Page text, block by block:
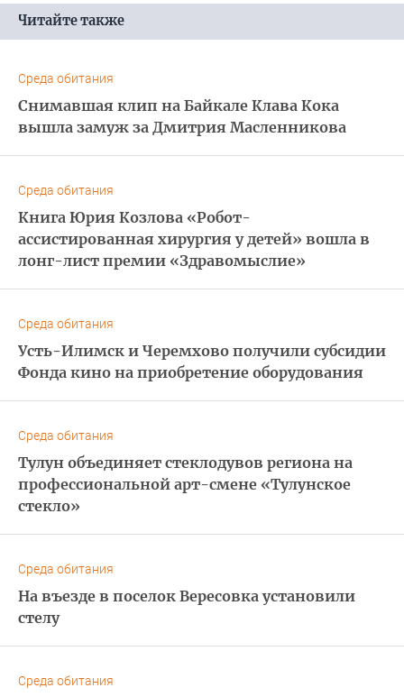
Читайте также
Среда обитания
Снимавшая клип на Байкале Клава Кока
вышла замуж за Дмитрия Масленникова
Среда обитания
Книга Юрия Козлова «Робот-
ассистированная хирургия у детей» вошла в
лонг-лист премии «Здравомыслие»
Среда обитания
Усть-Илимск и Черемхово получили субсидии
Фонда кино на приобретение оборудования
Среда обитания
Тулун объединяет стеклодувов региона на
профессиональной арт-смене «Тулунское
стекло»
Среда обитания
На въезде в поселок Вересовка установили
стелу
Среда обитания